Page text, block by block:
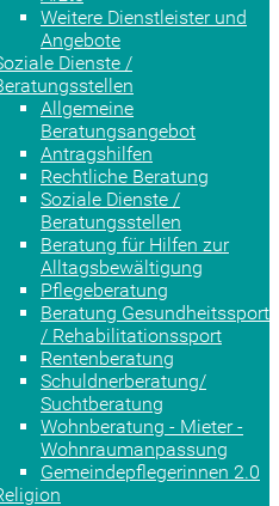
Weitere Dienstleister und
Angebote
Dienste /
Allgemeine
Beratungsangebot
Antragshilfen
Rechtliche Beratung
Soziale Dienste /
Beratungsstellen
Beratung für Hilfen zur
Alltagsbewältigung
Pflegeberatung
Beratung Gesundheitssport
/ Rehabilitationssport
Rentenberatung
Schuldnerberatung/
Suchtberatung
Wohnberatung - Mieter -
Wohnraumanpassung
Gemeindepflegerinnen 2.0